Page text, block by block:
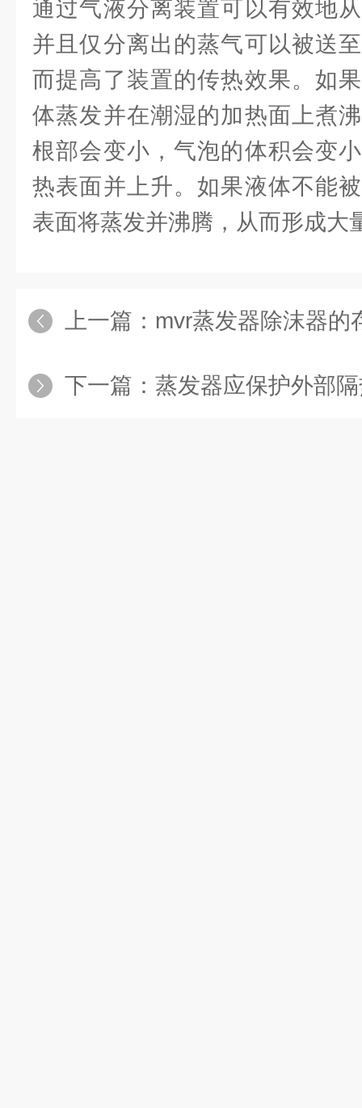
通过气液分离装置可以有效地
并且仅分离出的蒸气可以被送
而提高了装置的传热效果。如
体蒸发并在潮湿的加热面上煮
根部会变小，气泡的体积会变
热表面并上升。如果液体不能
表面将蒸发并沸腾，从而形成大
上一篇： mvr蒸发器除沫器的存
下一篇： 蒸发器应保护外部